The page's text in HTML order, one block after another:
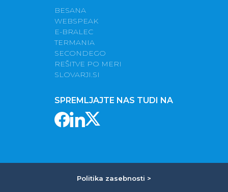
BESANA
WEBSPEAK
E-BRALEC
TERMANIA
SECONDEGO
REŠITVE PO MERI
SLOVARJI.SI
SPREMLJAJTE NAS TUDI NA
Politika zasebnosti >